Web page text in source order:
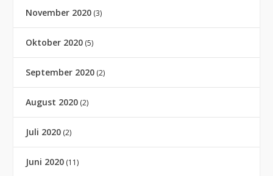
November 2020 (3)
Oktober 2020 (5)
September 2020 (2)
August 2020 (2)
Juli 2020 (2)
Juni 2020 (11)